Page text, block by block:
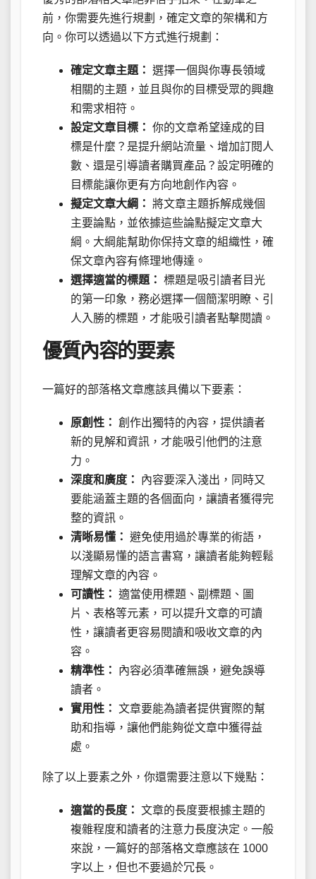
前，你需要先進行規劃，確定文章的架構和方
向。你可以透過以下方式進行規劃：
確定文章主題： 選擇一個與你專長領域
相關的主題，並且與你的目標受眾的興趣
和需求相符。
設定文章目標： 你的文章希望達成的目
標是什麼？是提升網站流量、增加訂閱人
數、還是引導讀者購買產品？設定明確的
目標能讓你更有方向地創作內容。
擬定文章大綱： 將文章主題拆解成幾個
主要論點，並依據這些論點擬定文章大
綱。大綱能幫助你保持文章的組織性，確
保文章內容有條理地傳達。
選擇適當的標題： 標題是吸引讀者目光
的第一印象，務必選擇一個簡潔明瞭、引
人入勝的標題，才能吸引讀者點擊閱讀。
優質內容的要素
一篇好的部落格文章應該具備以下要素：
原創性： 創作出獨特的內容，提供讀者
新的見解和資訊，才能吸引他們的注意
力。
深度和廣度：
內容要深入淺出，同時又
要能涵蓋主題的各個面向，讓讀者獲得完
整的資訊。
清晰易懂： 避免使用過於專業的術語，
以淺顯易懂的語言書寫，讓讀者能夠輕鬆
理解文章的內容。
可讀性： 適當使用標題、副標題、圖
片、表格等元素，可以提升文章的可讀
性，讓讀者更容易閱讀和吸收文章的內
容。
精準性：
內容必須準確無誤，避免誤導
讀者。
實用性： 文章要能為讀者提供實際的幫
助和指導，讓他們能夠從文章中獲得益
處。
除了以上要素之外，你還需要注意以下幾點：
適當的長度： 文章的長度要根據主題的
複雜程度和讀者的注意力長度決定。一般
來說，一篇好的部落格文章應該在 1000
字以上，但也不要過於冗長。